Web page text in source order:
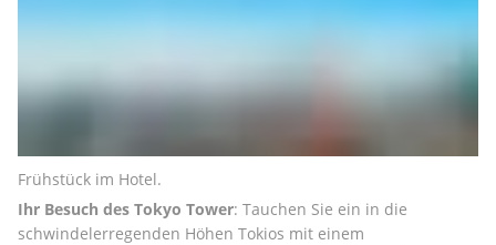
Frühstück im Hotel.
Ihr Besuch des Tokyo Tower: Tauchen Sie ein in die
schwindelerregenden Höhen Tokios mit einem